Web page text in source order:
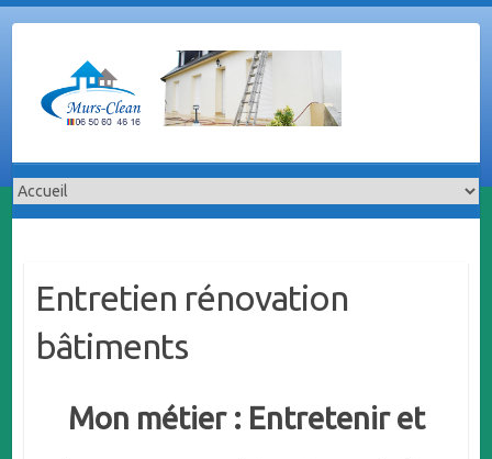
Entretien rénovation
bâtiments
Mon métier : Entretenir et